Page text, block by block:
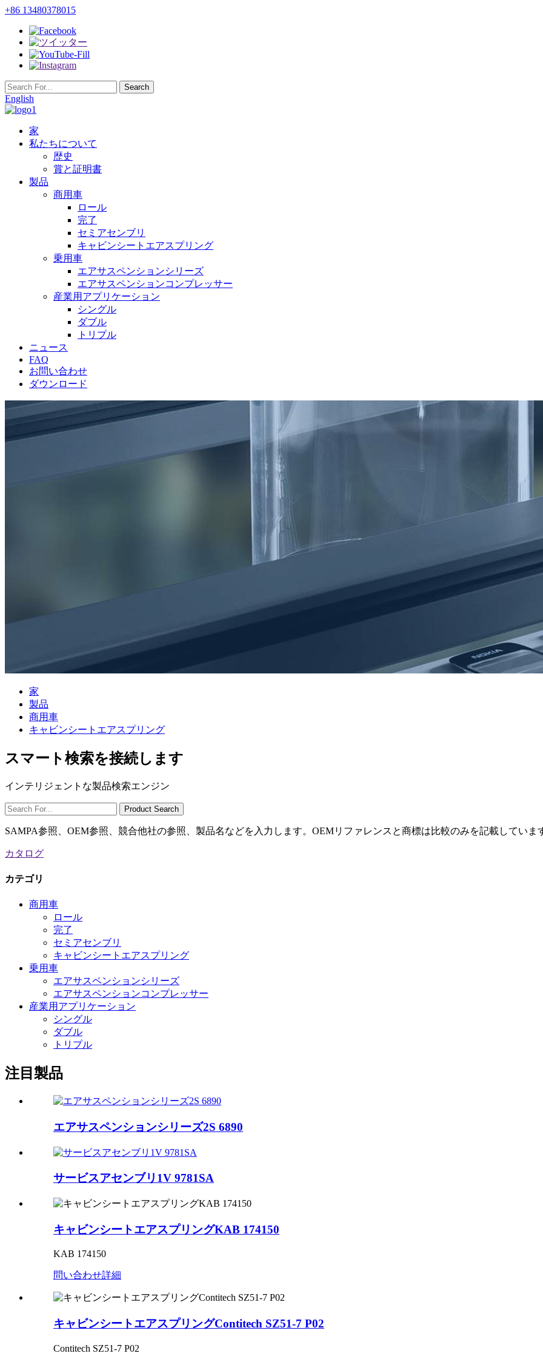
+86 13480378015
English
家
私たちについて
歴史
賞と証明書
製品
商用車
ロール
完了
セミアセンブリ
キャビンシートエアスプリング
乗用車
エアサスペンションシリーズ
エアサスペンションコンプレッサー
産業用アプリケーション
シングル
ダブル
トリプル
ニュース
FAQ
お問い合わせ
ダウンロード
家
製品
商用車
キャビンシートエアスプリング
スマート検索を接続します
インテリジェントな製品検索エンジン
SAMPA参照、OEM参照、競合他社の参照、製品名などを入力します。OEMリファレンスと商標は比較のみを記載していま
カタログ
カテゴリ
商用車
ロール
完了
セミアセンブリ
キャビンシートエアスプリング
乗用車
エアサスペンションシリーズ
エアサスペンションコンプレッサー
産業用アプリケーション
シングル
ダブル
トリプル
注目製品
エアサスペンションシリーズ2S 6890
サービスアセンブリ1V 9781SA
キャビンシートエアスプリングKAB 174150
KAB 174150
問い合わせ詳細
キャビンシートエアスプリングContitech SZ51-7 P02
Contitech SZ51-7 P02